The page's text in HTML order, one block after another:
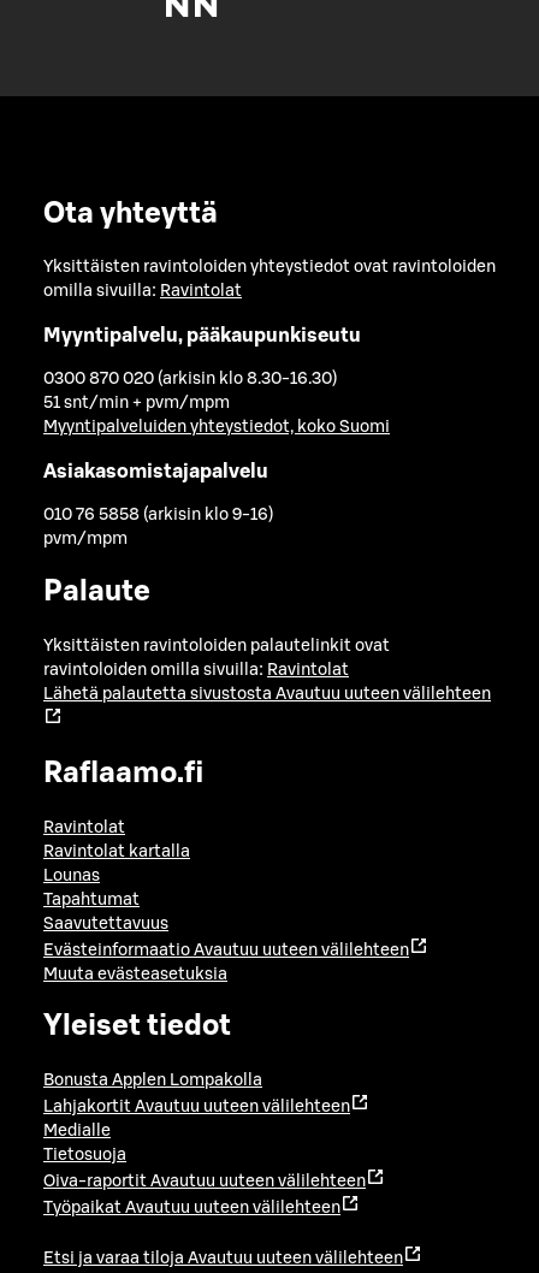
Ota yhteyttä
Yksittäisten ravintoloiden yhteystiedot ovat ravintoloiden
omilla sivuilla: Ravintolat
Myyntipalvelu, pääkaupunkiseutu
0300 870 020 (arkisin klo 8.30-16.30)
51 snt/min + pvm/mpm
Myyntipalveluiden yhteystiedot, koko Suomi
Asiakasomistajapalvelu
010 76 5858 (arkisin klo 9-16)
pvm/mpm
Palaute
Yksittäisten ravintoloiden palautelinkit ovat
ravintoloiden omilla sivuilla: Ravintolat
Lähetä palautetta sivustosta Avautuu uuteen välilehteen
Raflaamo.fi
Ravintolat
Ravintolat kartalla
Lounas
Tapahtumat
Saavutettavuus
Evästeinformaatio Avautuu uuteen välilehteen
Muuta evästeasetuksia
Yleiset tiedot
Bonusta Applen Lompakolla
Lahjakortit Avautuu uuteen välilehteen
Medialle
Tietosuoja
Oiva-raportit Avautuu uuteen välilehteen
Työpaikat Avautuu uuteen välilehteen
Etsi ja varaa tiloja Avautuu uuteen välilehteen